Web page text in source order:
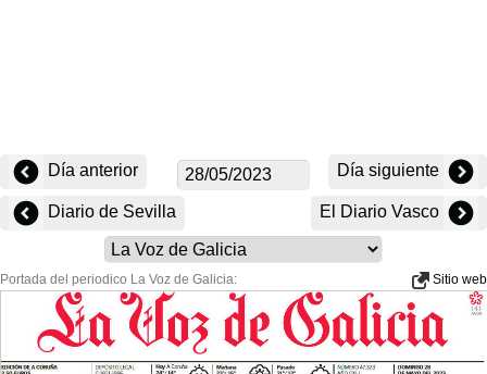
Día anterior Día siguiente
Diario de Sevilla El Diario Vasco
Portada del periodico La Voz de Galicia: Sitio web